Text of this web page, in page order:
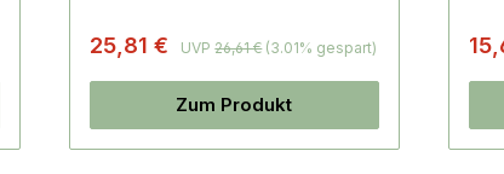
25,81 € UVP26,61 € (3.01% gespart)
Zum Produkt